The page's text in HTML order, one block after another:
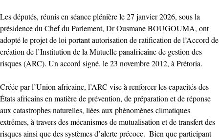
‎Les députés, réunis en séance plénière le 27 janvier 2026, sous la
présidence du Chef du Parlement, Dr Ousmane BOUGOUMA, ont
adopté le projet de loi portant autorisation de ratification de l’Accord de
création de l’Institution de la Mutuelle panafricaine de gestion des
risques (ARC). Un accord signé, le 23 novembre 2012, à Prétoria.
Créée par l’Union africaine, l’ARC vise à renforcer les capacités des
États africains en matière de prévention, de préparation et de réponse
aux catastrophes naturelles, liées aux phénomènes climatiques
extrêmes, à travers des mécanismes de mutualisation et de transfert des
risques ainsi que des systèmes d’alerte précoce. ‎ ‎Bien que participant